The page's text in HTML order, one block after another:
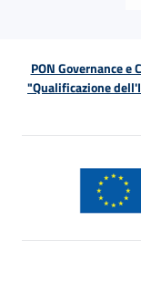
PON Governance
"Qualificazione